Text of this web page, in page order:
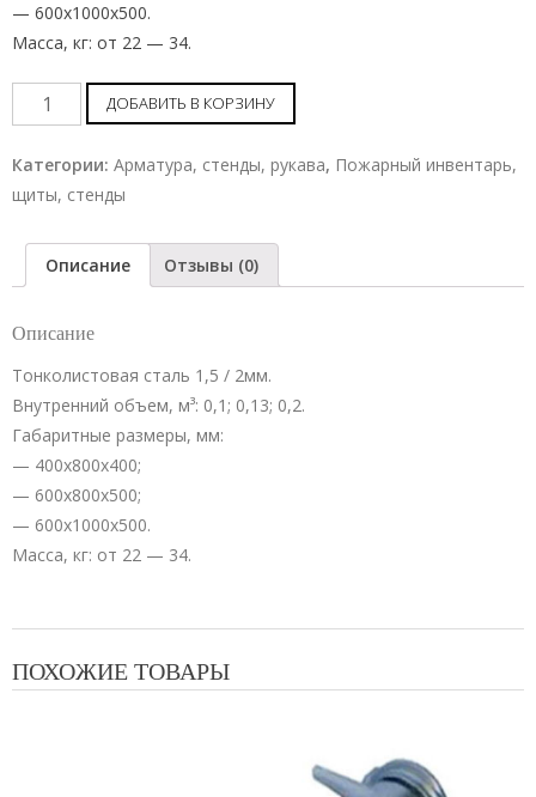
— 600х1000х500.
Масса, кг: от 22 — 34.
Ящик
для
песка
опрокидывающийся
ДОБАВИТЬ В КОРЗИНУ
Категории: Арматура, стенды, рукава, Пожарный инвентарь,
щиты, стенды
Описание Отзывы (0)
Описание
Тонколистовая сталь 1,5 / 2мм.
Внутренний объем, м³: 0,1; 0,13; 0,2.
Габаритные размеры, мм:
— 400х800х400;
— 600х800х500;
— 600х1000х500.
Масса, кг: от 22 — 34.
ПОХОЖИЕ ТОВАРЫ